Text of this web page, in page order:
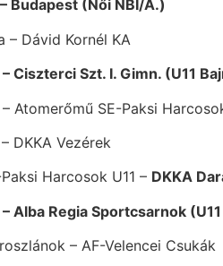
Budapest (Női NBI/A.)
– Dávid Kornél KA
Ciszterci Szt. I. Gimn. (U11
– Atomerőmű SE-Paksi
DKKA Vezérek
Harcosok U11 – DKKA
Alba Regia Sportcsarnok
– AF-Velencei Csukák